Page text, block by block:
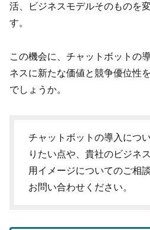
活、ビジネスモデルそのものを
す。
この機会に、チャットボットの
ネスに新たな価値と競争優位性
でしょうか。
チャットボットの導入につ
りたい点や、貴社のビジネ
用イメージについてのご相
お問い合わせください。